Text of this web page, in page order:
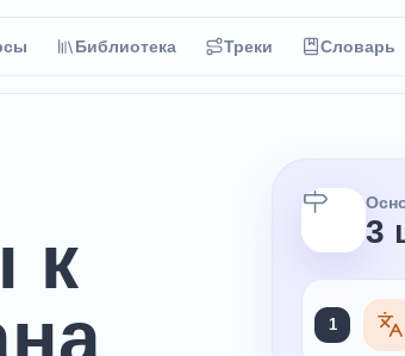
Библиотека Треки Словарь
к
3
1